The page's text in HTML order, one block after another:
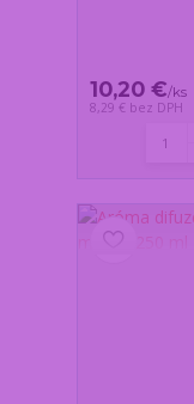
10,20 €/ks
8,29 € bez DPH